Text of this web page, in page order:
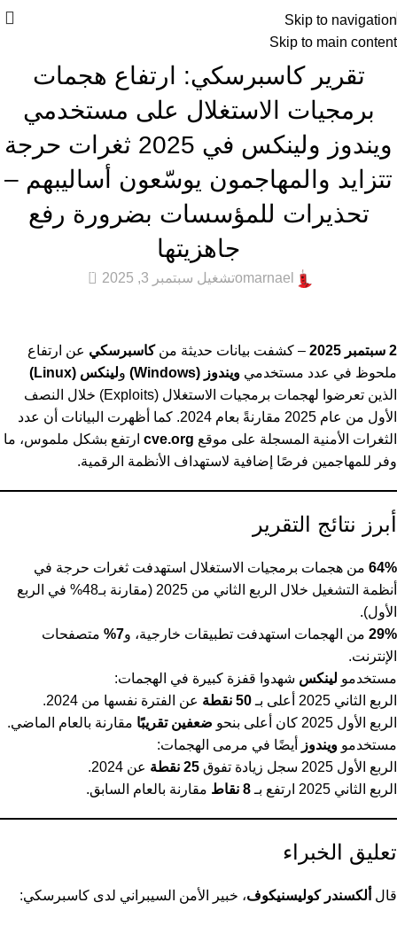
Skip to navigation
Skip to main content
تقرير كاسبرسكي: ارتفاع هجمات
برمجيات الاستغلال على مستخدمي
ويندوز ولينكس في 2025 ثغرات حرجة
تتزايد والمهاجمون يوسّعون أساليبهم –
تحذيرات للمؤسسات بضرورة رفع
جاهزيتها
omarnaelتشغيل سبتمبر 3, 2025 0
2 سبتمبر 2025 – كشفت بيانات حديثة منكاسبرسكي عن ارتفاع
ملحوظ في عدد مستخدمي ويندوز (Windows) ولينكس (Linux)
الذين تعرضوا لهجمات برمجيات الاستغلال (Exploits) خلال النصف
الأول من عام 2025 مقارنةً بعام 2024. كما أظهرت البيانات أن عدد
الثغرات الأمنية المسجلة على موقع cve.org ارتفع بشكل ملموس، ما
وفر للمهاجمين فرصًا إضافية لاستهداف الأنظمة الرقمية.
أبرز نتائج التقرير
64% من هجمات برمجيات الاستغلال استهدفت ثغرات حرجة في
أنظمة التشغيل خلال الربع الثاني من 2025 (مقارنة بـ48% في الربع
الأول).
29% من الهجمات استهدفت تطبيقات خارجية، و7%
متصفحات
الإنترنت.
مستخدمو لينكس شهدوا قفزة كبيرة في الهجمات:
الربع الثاني 2025 أعلى بـ
50 نقطة
عن الفترة نفسها من 2024.
الربع الأول 2025 كان أعلى بنحو
ضعفين تقريبًا مقارنة بالعام الماضي.
مستخدمو ويندوز
أيضًا في مرمى الهجمات:
الربع الأول 2025 سجل زيادة تفوق
25 نقطة
عن 2024.
الربع الثاني 2025 ارتفع بـ
8 نقاط مقارنة بالعام السابق.
تعليق الخبراء
قال ألكسندر كوليسنيكوف، خبير الأمن السيبراني لدى كاسبرسكي: